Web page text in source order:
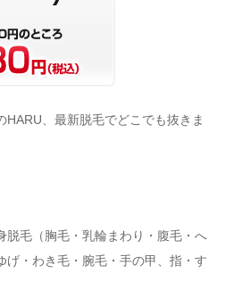
、最新脱毛でどこでも抜きま
脱毛（胸毛・乳輪まわり・腹毛・へ
げ・わき毛・腕毛・手の甲、指・す